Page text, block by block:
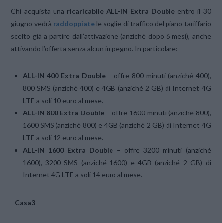
Chi acquista una ricaricabile ALL-IN Extra Double entro il 30
giugno vedrà raddoppiatele soglie di traffico del piano tariffario
scelto già a partire dall’attivazione (anziché dopo 6 mesi), anche
attivando l’offerta senza alcun impegno. In particolare:
ALL-IN 400 Extra Double– offre 800 minuti (anziché 400),
800 SMS (anziché 400) e 4GB (anziché 2 GB) di Internet 4G
LTE a soli 10 euro al mese.
ALL-IN 800 Extra Double – offre 1600 minuti (anziché 800),
1600 SMS (anziché 800) e 4GB (anziché 2 GB) di Internet 4G
LTE a soli 12 euro al mese.
ALL-IN 1600 Extra Double – offre 3200 minuti (anziché
1600), 3200 SMS (anziché 1600) e 4GB (anziché 2 GB) di
Internet 4G LTE a soli 14 euro al mese.
Casa3